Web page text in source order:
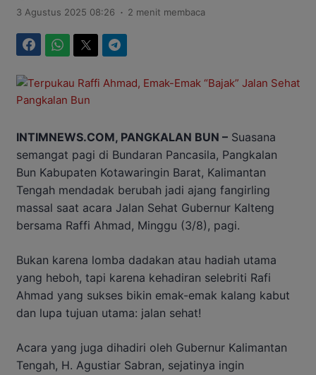
3 Agustus 2025 08:26 . 2 menit membaca
INTIMNEWS.COM, PANGKALAN BUN – Suasana
semangat pagi di Bundaran Pancasila, Pangkalan
Bun Kabupaten Kotawaringin Barat, Kalimantan
Tengah mendadak berubah jadi ajang fangirling
massal saat acara Jalan Sehat Gubernur Kalteng
bersama Raffi Ahmad, Minggu (3/8), pagi.
Bukan karena lomba dadakan atau hadiah utama
yang heboh, tapi karena kehadiran selebriti Rafi
Ahmad yang sukses bikin emak-emak kalang kabut
dan lupa tujuan utama: jalan sehat!
Acara yang juga dihadiri oleh Gubernur Kalimantan
Tengah, H. Agustiar Sabran, sejatinya ingin